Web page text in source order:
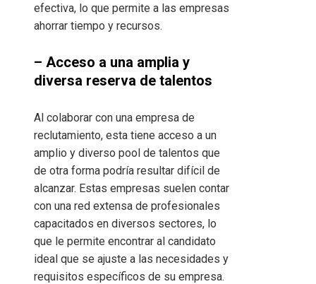
efectiva, lo que permite a las empresas
ahorrar tiempo y recursos.
– Acceso a una amplia y
diversa reserva de talentos
Al colaborar con una empresa de
reclutamiento, esta tiene acceso a un
amplio y diverso pool de talentos que
de otra forma podría resultar difícil de
alcanzar. Estas empresas suelen contar
con una red extensa de profesionales
capacitados en diversos sectores, lo
que le permite encontrar al candidato
ideal que se ajuste a las necesidades y
requisitos específicos de su empresa.